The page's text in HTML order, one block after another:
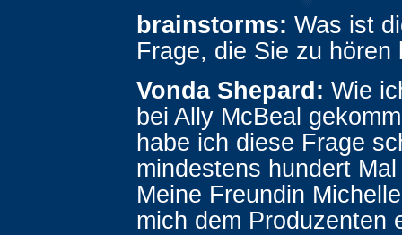
brainstorms: Was ist
Frage, die Sie zu hören
Vonda Shepard: Wie
bei Ally McBeal
habe ich diese Frage
mindestens hundert
Meine Freundin
mich dem Produzenten